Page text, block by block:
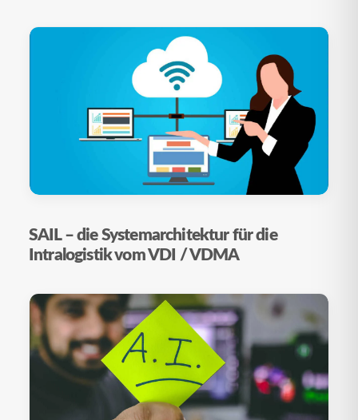
SAIL – die Systemarchitektur für die
Intralogistik vom VDI / VDMA